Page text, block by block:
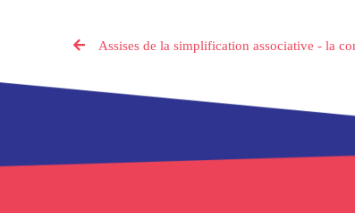
Assises de la simplification associative - la